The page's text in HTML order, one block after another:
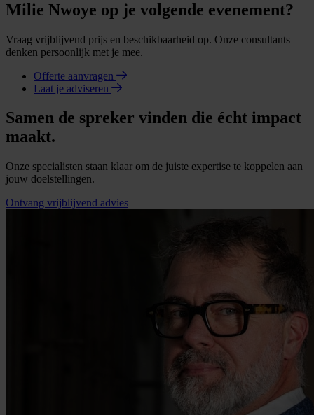
Milie Nwoye op je volgende evenement?
Vraag vrijblijvend prijs en beschikbaarheid op. Onze consultants
denken persoonlijk met je mee.
Offerte aanvragen
Laat je adviseren
Samen de spreker vinden die écht impact
maakt.
Onze specialisten staan klaar om de juiste expertise te koppelen aan
jouw doelstellingen.
Ontvang vrijblijvend advies